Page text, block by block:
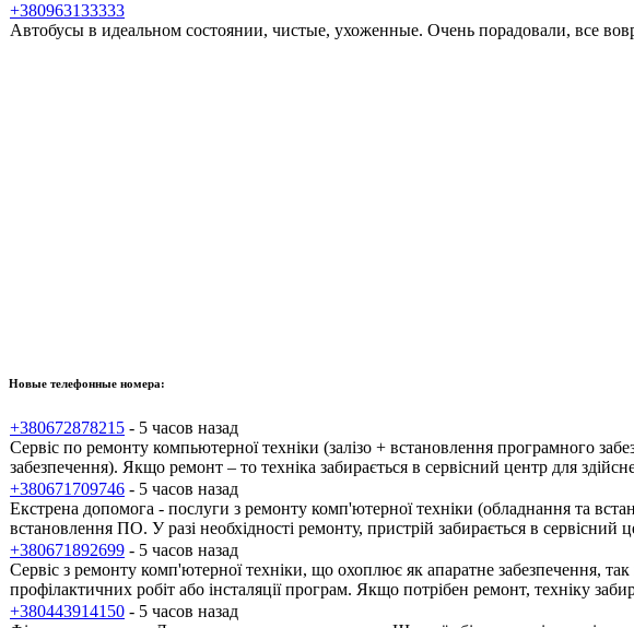
+380963133333
Автобусы в идеальном состоянии, чистые, ухоженные. Очень порадовали, все
Новые телефонные номера:
+380672878215 - 5 часов назад
Сервіс по ремонту компьютерної техніки (залізо + встановлення програмного
забезпечення). Якщо ремонт – то техніка забирається в сервісний центр для
+380671709746 - 5 часов назад
Екстрена допомога - послуги з ремонту комп'ютерної техніки (обладнання та
встановлення ПО. У разі необхідності ремонту, пристрій забирається в сервісний
+380671892699 - 5 часов назад
Сервіс з ремонту комп'ютерної техніки, що охоплює як апаратне забезпечення,
профілактичних робіт або інсталяції програм. Якщо потрібен ремонт, техніку
+380443914150 - 5 часов назад